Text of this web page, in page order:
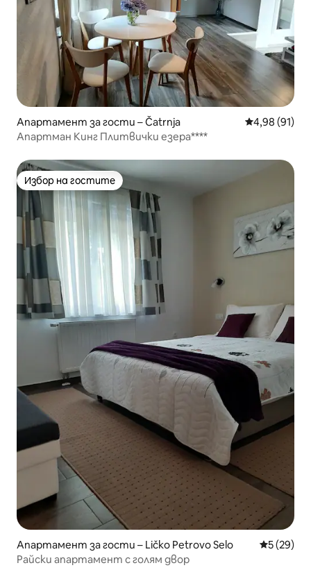
Апартамент за гости – Čatrnja Средна
4,98 (91)
Апартман Кинг Плитвички езера****
Избор на гостите
Избор на гостите
Апартамент за гости – Ličko Petrovo Selo Средна
5 (29)
Райски апартамент с голям двор